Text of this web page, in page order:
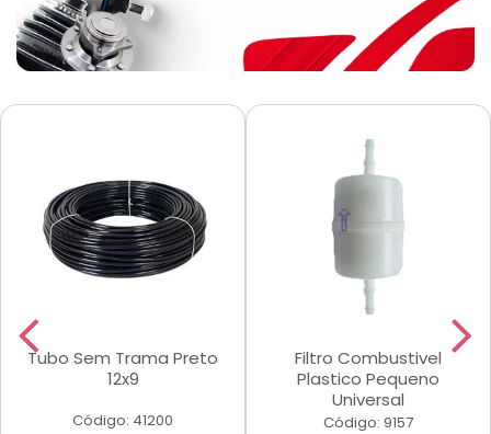
Tubo Sem Trama Preto
12x9
Código: 41200
Filtro Combustivel
Plastico Pequeno
Universal
Código: 9157